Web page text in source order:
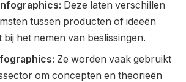
Deze laten verschillen
tussen producten of ideeën
bij het nemen van beslissingen.
Ze worden vaak gebruikt
om concepten en theorieën